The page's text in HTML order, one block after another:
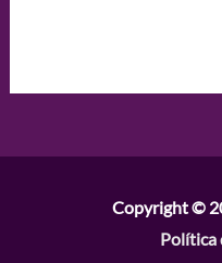
Copyright ©
Política